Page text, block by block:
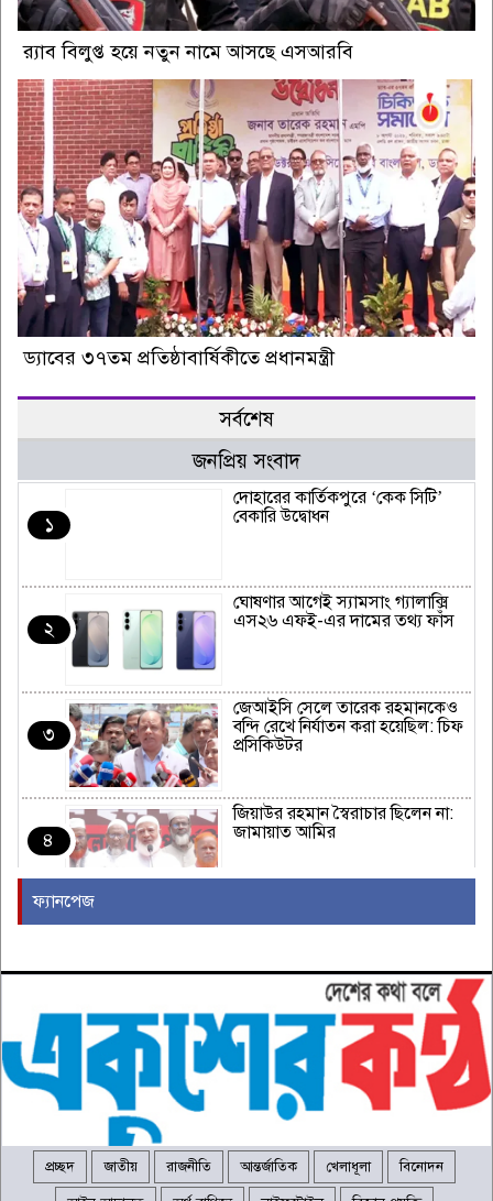
র‍্যাব বিলুপ্ত হয়ে নতুন নামে আসছে এসআরবি
ড্যাবের ৩৭তম প্রতিষ্ঠাবার্ষিকীতে প্রধানমন্ত্রী
সর্বশেষ
জনপ্রিয় সংবাদ
১
দোহারের কার্তিকপুরে ‘কেক সিটি’
বেকারি উদ্বোধন
২
ঘোষণার আগেই স্যামসাং গ্যালাক্সি
এস২৬ এফই-এর দামের তথ্য ফাঁস
৩
জেআইসি সেলে তারেক রহমানকেও
বন্দি রেখে নির্যাতন করা হয়েছিল: চিফ
প্রসিকিউটর
৪
জিয়াউর রহমান স্বৈরাচার ছিলেন না:
জামায়াত আমির
৬
কাঁধখোলা গাউনে নজর কাড়লেন
নুসরাত ফারিয়া
৭
অ্যাটাকের উচ্চ ঝুঁকি আছে?
ফ্যানপেজ
প্রচ্ছদ জাতীয় রাজনীতি আন্তর্জাতিক খেলাধূলা বিনোদন